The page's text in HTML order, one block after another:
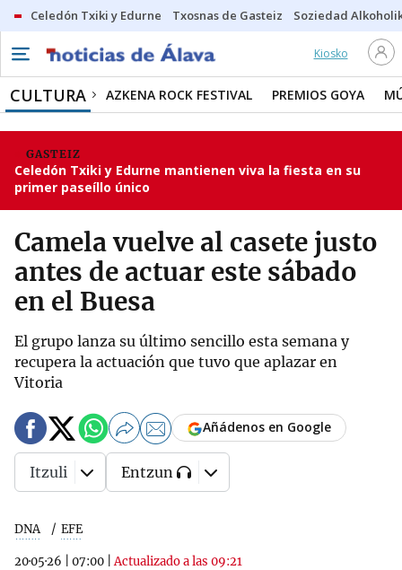
Celedón Txiki y Edurne Txosnas de Gasteiz Soziedad
Kiosko
CULTURA AZKENA ROCK FESTIVAL PREMIOS GOYA
GASTEIZ
Celedón Txiki y Edurne mantienen viva la fiesta en su
primer paseíllo único
Camela vuelve al casete justo
antes de actuar este sábado
en el Buesa
El grupo lanza su último sencillo esta semana y
recupera la actuación que tuvo que aplazar en
Vitoria
DNA EFE
20·05·26 07:00 |Actualizado a las 09:21
Añádenos en Google
Itzuli Entzun